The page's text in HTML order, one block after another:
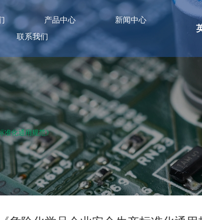
产品中心
新闻中心
联系我们
准化通用规范》